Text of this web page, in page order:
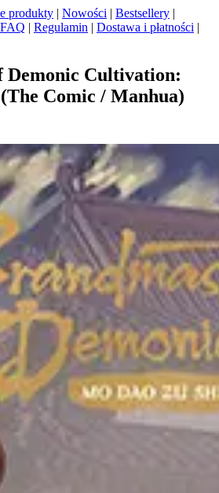
produkty | Nowości | Bestsellery |
FAQ | Regulamin | Dostawa i płatności |
Demonic Cultivation:
Comic / Manhua)